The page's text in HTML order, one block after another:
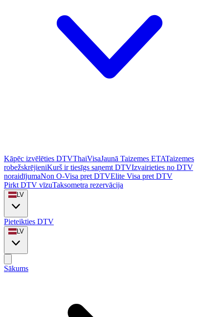
Kāpēc izvēlēties DTVThaiVisaJaunā Taizemes ETATaizemes
robežskrējieniKurš ir tiesīgs saņemt DTVIzvairieties no DTV
noraidījumaNon O-Visa pret DTVElite Visa pret DTV
Pirkt DTV vīzuTaksometra rezervācija
LV
Pieteikties DTV
LV
Sākums